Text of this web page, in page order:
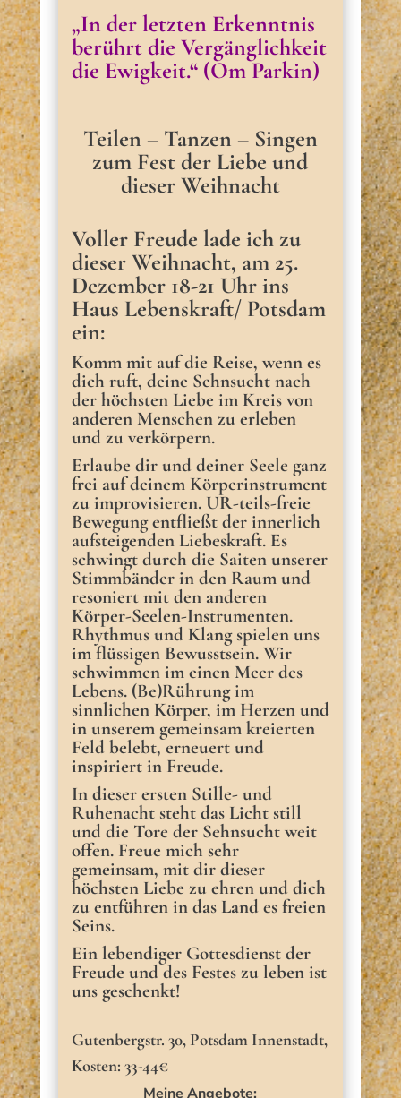
„In der letzten Erkenntnis
berührt die Vergänglichkeit
die Ewigkeit.“ (Om Parkin)
Teilen – Tanzen – Singen
zum Fest der Liebe und
dieser Weihnacht
Voller Freude lade ich zu
dieser Weihnacht, am 25.
Dezember 18-21 Uhr ins
Haus Lebenskraft/ Potsdam
ein:
Komm mit auf die Reise, wenn es
dich ruft, deine Sehnsucht nach
der höchsten Liebe im Kreis von
anderen Menschen zu erleben
und zu verkörpern.
Erlaube dir und deiner Seele ganz
frei auf deinem Körperinstrument
zu improvisieren. UR-teils-freie
Bewegung entfließt der innerlich
aufsteigenden Liebeskraft. Es
schwingt durch die Saiten unserer
Stimmbänder in den Raum und
resoniert mit den anderen
Körper-Seelen-Instrumenten.
Rhythmus und Klang spielen uns
im flüssigen Bewusstsein. Wir
schwimmen im einen Meer des
Lebens. (Be)Rührung im
sinnlichen Körper, im Herzen und
in unserem gemeinsam kreierten
Feld belebt, erneuert und
inspiriert in Freude.
In dieser ersten Stille- und
Ruhenacht steht das Licht still
und die Tore der Sehnsucht weit
offen. Freue mich sehr
gemeinsam, mit dir dieser
höchsten Liebe zu ehren und dich
zu entführen in das Land es freien
Seins.
Ein lebendiger Gottesdienst der
Freude und des Festes zu leben ist
uns geschenkt!
Gutenbergstr. 30, Potsdam Innenstadt,
Kosten: 33-44€
Meine Angebote: